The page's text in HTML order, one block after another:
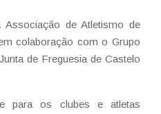
de Atletismo de
colaboração com o Grupo
de Freguesia de Castelo
para os clubes e atletas